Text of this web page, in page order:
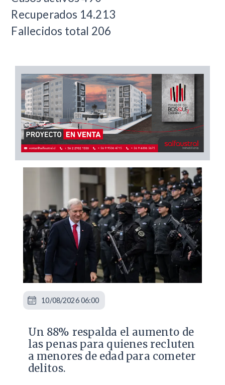
Recuperados 14.213
Fallecidos total 206
Un 88% respalda el aumento de
las penas para quienes recluten
a menores de edad para cometer
delitos.
10/08/2026 06:00